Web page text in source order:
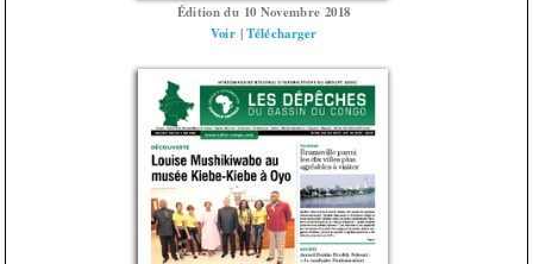
Édition du 10 Novembre 2018
Voir |Télécharger